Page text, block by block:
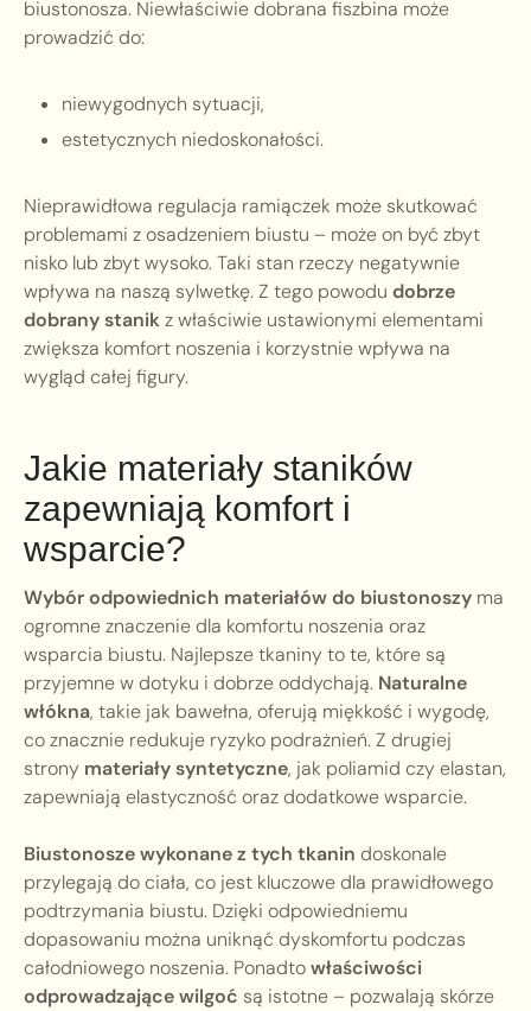
biustonosza. Niewłaściwie dobrana fiszbina może
prowadzić do:
niewygodnych sytuacji,
estetycznych niedoskonałości.
Nieprawidłowa regulacja ramiączek może skutkować
problemami z osadzeniem biustu – może on być zbyt
nisko lub zbyt wysoko. Taki stan rzeczy negatywnie
wpływa na naszą sylwetkę. Z tego powodu dobrze
dobrany stanikz właściwie ustawionymi elementami
zwiększa komfort noszenia i korzystnie wpływa na
wygląd całej figury.
Jakie materiały staników
zapewniają komfort i
wsparcie?
Wybór odpowiednich materiałów do biustonoszy ma
ogromne znaczenie dla komfortu noszenia oraz
wsparcia biustu. Najlepsze tkaniny to te, które są
przyjemne w dotyku i dobrze oddychają. Naturalne
włókna, takie jak bawełna, oferują miękkość i wygodę,
co znacznie redukuje ryzyko podrażnień. Z drugiej
strony materiały syntetyczne, jak poliamid czy elastan,
zapewniają elastyczność oraz dodatkowe wsparcie.
Biustonosze wykonane z tych tkanin doskonale
przylegają do ciała, co jest kluczowe dla prawidłowego
podtrzymania biustu. Dzięki odpowiedniemu
dopasowaniu można uniknąć dyskomfortu podczas
całodniowego noszenia. Ponadtowłaściwości
odprowadzające wilgoć są istotne – pozwalają skórze